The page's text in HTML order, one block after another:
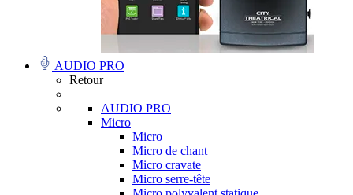
AUDIO PRO
Retour
AUDIO PRO
Micro
Micro
Micro de chant
Micro cravate
Micro serre-tête